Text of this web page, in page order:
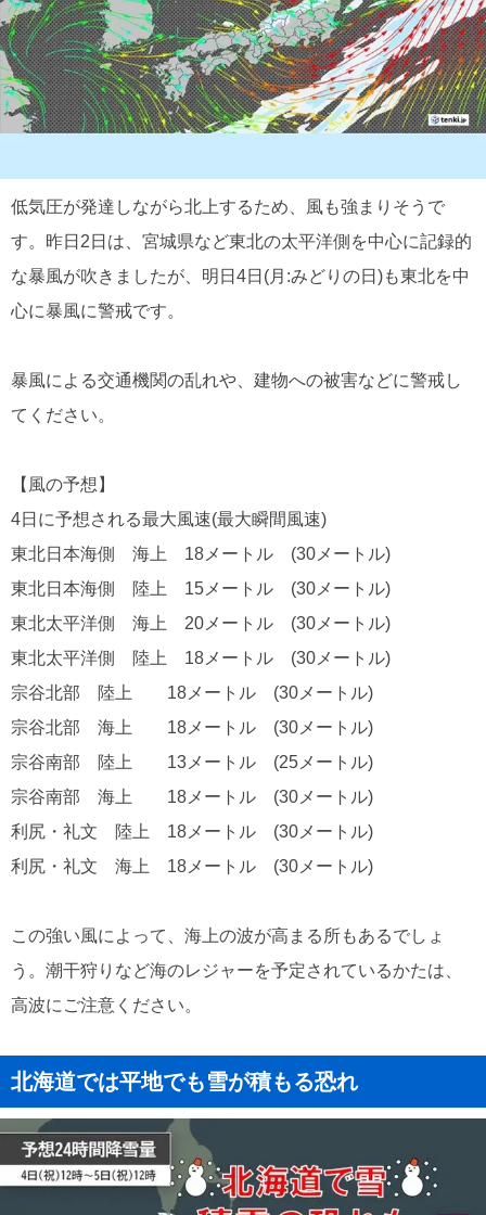
低気圧が発達しながら北上するため、風も強まりそうで
す。昨日2日は、宮城県など東北の太平洋側を中心に記録的
な暴風が吹きましたが、明日4日(月:みどりの日)も東北を中
心に暴風に警戒です。
暴風による交通機関の乱れや、建物への被害などに警戒し
てください。
【風の予想】
4日に予想される最大風速(最大瞬間風速)
東北日本海側 海上 18メートル (30メートル)
東北日本海側 陸上 15メートル (30メートル)
東北太平洋側 海上 20メートル (30メートル)
東北太平洋側 陸上 18メートル (30メートル)
宗谷北部 陸上 18メートル (30メートル)
宗谷北部 海上 18メートル (30メートル)
宗谷南部 陸上 13メートル (25メートル)
宗谷南部 海上 18メートル (30メートル)
利尻・礼文 陸上 18メートル (30メートル)
利尻・礼文 海上 18メートル (30メートル)
この強い風によって、海上の波が高まる所もあるでしょ
う。潮干狩りなど海のレジャーを予定されているかたは、
高波にご注意ください。
北海道では平地でも雪が積もる恐れ